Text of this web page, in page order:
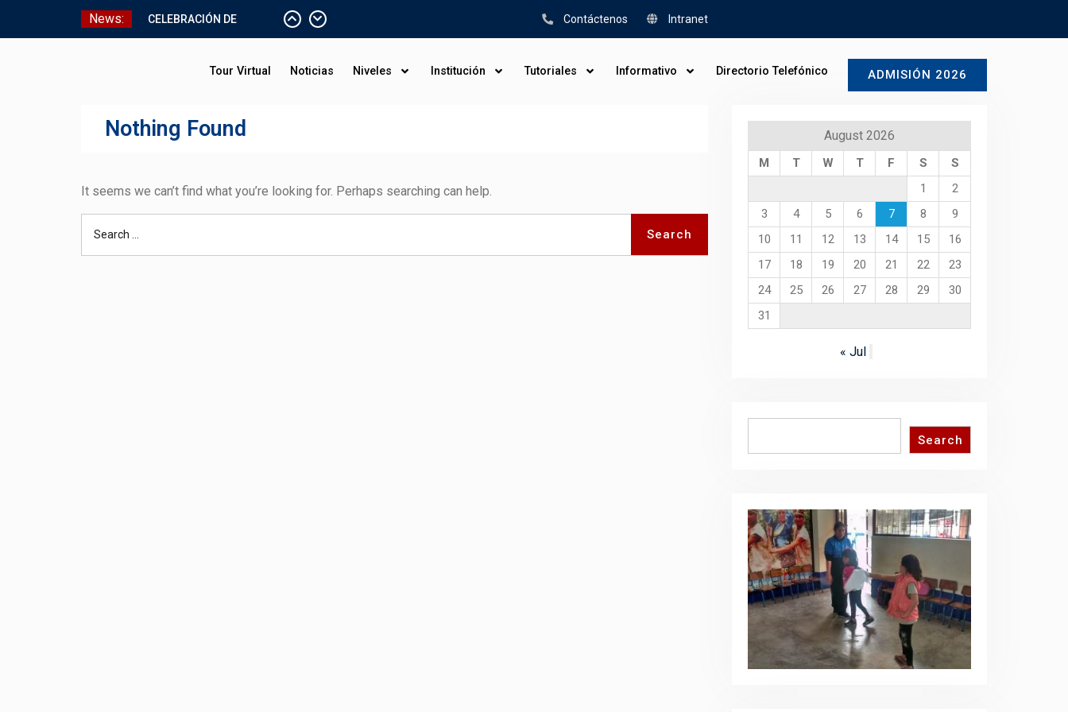
News:
CELEBRACIÓN DE
BAUTISMO
Laboratorios de Cómputo
Contáctenos Intranet
Tour Virtual Noticias Niveles Institución Tutoriales Informativo Directorio Telefónico ADMISIÓN 2026
Nothing Found
It seems we can’t find what you’re looking for. Perhaps searching can help.
Search
August 2026
M T W T F S
S
1
2
3
4 5 6 7 8
9
10
11 12 13 14 15
16
17
18 19 20 21 22
23
24
25 26 27 28 29
30
31
« Jul
Search